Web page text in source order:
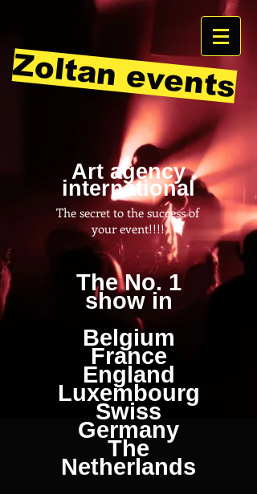
Zoltan events
Art agency
international
The secret to the success of
your event!!!!
The No. 1
show in
Belgium
France
England
Luxembourg
Swiss
Germany
The
Netherlands